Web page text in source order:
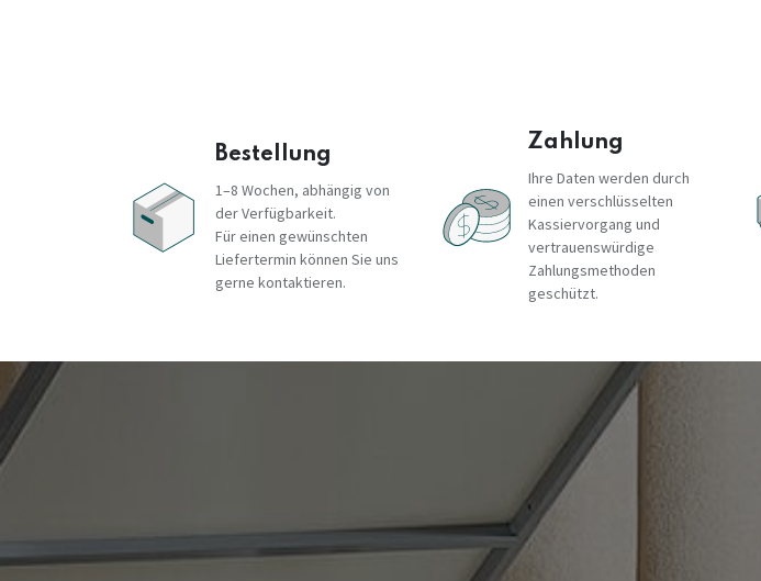
Bestellung
1–8 Wochen, abhängig von
der Verfügbarkeit.
Für einen gewünschten
Liefertermin können Sie uns
gerne kontaktieren.
Zahlung
Ihre Daten werden durch
einen verschlüsselten
Kassiervorgang und
vertrauenswürdige
Zahlungsmethoden
geschützt.